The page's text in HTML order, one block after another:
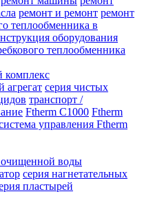
ремонт и ремонт ремонт
теплообменника в
оборудования
теплообменника
комплекс
агрегат серия чистых
транспорт /
Ftherm C1000 Ftherm
управления Ftherm
очищенной воды
серия нагнетательных
пластырей